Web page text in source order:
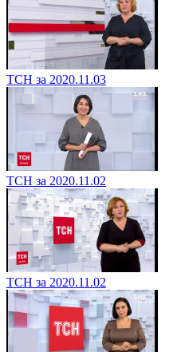
ТСН за 2020.11.03
ТСН за 2020.11.02
ТСН за 2020.11.02